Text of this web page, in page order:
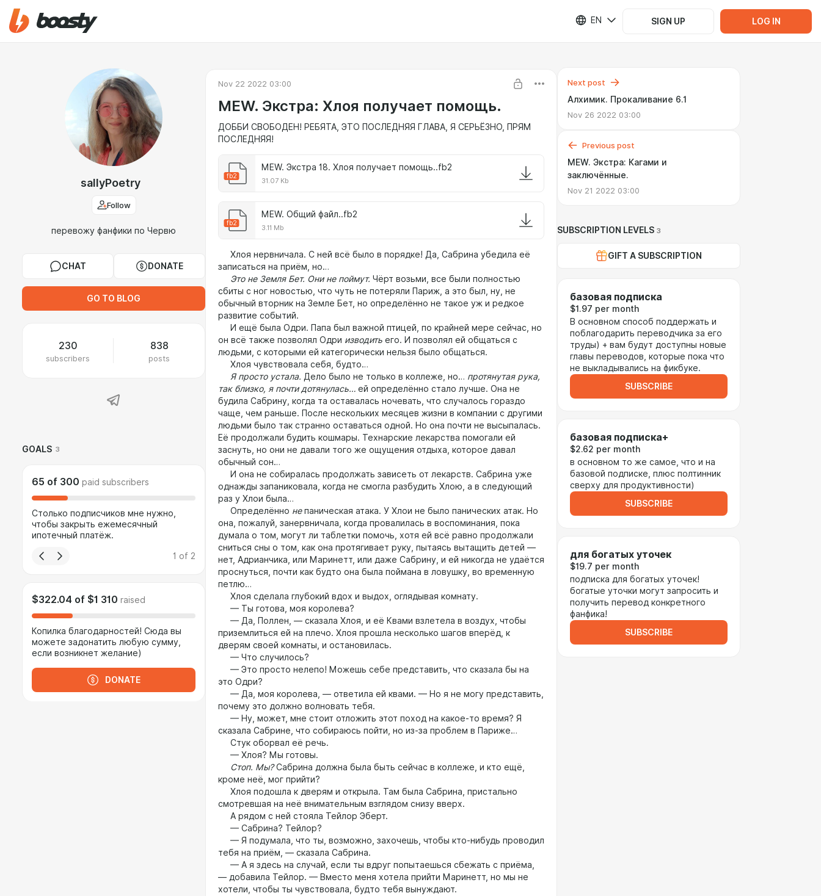
EN SIGN UP LOG IN
sallyPoetry
Follow
перевожу фанфики по Червю
CHAT DONATE
GO TO BLOG
230
subscribers
838
posts
GOALS 3
65 of 300 paid subscribers
Столько подписчиков мне нужно,
чтобы закрыть ежемесячный
ипотечный платёж.
1 of 2
$322.04 of $1 310 raised
Копилка благодарностей! Сюда вы
можете задонатить любую сумму,
если возникнет желание)
DONATE
Nov 22 2022 03:00
MEW. Экстра: Хлоя получает помощь.
ДОББИ СВОБОДЕН! РЕБЯТА, ЭТО ПОСЛЕДНЯЯ ГЛАВА, Я СЕРЬЁЗНО, ПРЯМ
ПОСЛЕДНЯЯ!
fb2
MEW. Экстра 18. Хлоя получает помощь..fb2
31.07 Kb
fb2
MEW. Общий файл..fb2
3.11 Mb
Хлоя нервничала. С ней всё было в порядке! Да, Сабрина убедила её
записаться на приём, но…
Это не Земля Бет. Они не поймут. Чёрт возьми, все были полностью
сбиты с ног новостью, что чуть не потеряли Париж, а это был, ну, не
обычный вторник на Земле Бет, но определённо не такое уж и редкое
развитие событий.
И ещё была Одри. Папа был важной птицей, по крайней мере сейчас, но
он всё также позволял Одри изводить его. И позволял ей общаться с
людьми, с которыми ей категорически нельзя было общаться.
Хлоя чувствовала себя, будто…
Я просто устала. Дело было не только в коллеже, но… протянутая рука,
так близко, я почти дотянулась… ей определённо стало лучше. Она не
будила Сабрину, когда та оставалась ночевать, что случалось гораздо
чаще, чем раньше. После нескольких месяцев жизни в компании с другими
людьми было так странно оставаться одной. Но она почти не высыпалась.
Её продолжали будить кошмары. Технарские лекарства помогали ей
заснуть, но они не давали того же ощущения отдыха, которое давал
обычный сон…
И она не собиралась продолжать зависеть от лекарств. Сабрина уже
однажды запаниковала, когда не смогла разбудить Хлою, а в следующий
раз у Хлои была…
Определённо непаническая атака. У Хлои не было панических атак. Но
она, пожалуй, занервничала, когда провалилась в воспоминания, пока
думала о том, могут ли таблетки помочь, хотя ей всё равно продолжали
сниться сны о том, как она протягивает руку, пытаясь вытащить детей —
нет, Адрианчика, или Маринетт, или даже Сабрину, и ей никогда не удаётся
проснуться, почти как будто она была поймана в ловушку, во временную
петлю…
Хлоя сделала глубокий вдох и выдох, оглядывая комнату.
— Ты готова, моя королева?
— Да, Поллен, — сказала Хлоя, и её Квами взлетела в воздух, чтобы
приземлиться ей на плечо. Хлоя прошла несколько шагов вперёд, к
дверям своей комнаты, и остановилась.
— Что случилось?
— Это просто нелепо! Можешь себе представить, что сказала бы на
это Одри?
— Да, моя королева, — ответила ей квами. — Но я не могу представить,
почему это должно волновать тебя.
— Ну, может, мне стоит отложить этот поход на какое-то время? Я
сказала Сабрине, что собираюсь пойти, но из-за проблем в Париже…
Стук оборвал её речь.
— Хлоя? Мы готовы.
Стоп. Мы?Cабрина должна была быть сейчас в коллеже, и кто ещё,
кроме неё, мог прийти?
Хлоя подошла к дверям и открыла. Там была Сабрина, пристально
смотревшая на неё внимательным взглядом снизу вверх.
А рядом с ней стояла Тейлор Эберт.
— Сабрина? Тейлор?
— Я подумала, что ты, возможно, захочешь, чтобы кто-нибудь проводил
тебя на приём, — сказала Сабрина.
— А я здесь на случай, если ты вдруг попытаешься сбежать с приёма,
— добавила Тейлор. — Вместо меня хотела прийти Маринетт, но мы не
хотели, чтобы ты чувствовала, будто тебя вынуждают.
Next post
Алхимик. Прокаливание 6.1
Nov 26 2022 03:00
Previous post
MEW. Экстра: Кагами и
заключённые.
Nov 21 2022 03:00
SUBSCRIPTION LEVELS 3
GIFT A SUBSCRIPTION
базовая подписка
$1.97 per month
В основном способ поддержать и
поблагодарить переводчика за его
труды) + вам будут доступны новые
главы переводов, которые пока что
не выкладывались на фикбуке.
SUBSCRIBE
базовая подписка+
$2.62 per month
в основном то же самое, что и на
базовой подписке, плюс полтинник
сверху для продуктивности)
SUBSCRIBE
для богатых уточек
$19.7 per month
подписка для богатых уточек!
богатые уточки могут запросить и
получить перевод конкретного
фанфика!
SUBSCRIBE